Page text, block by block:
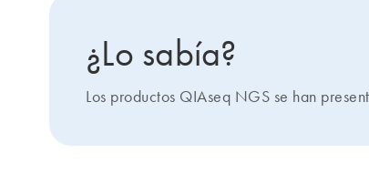
¿Lo sabía?
Los productos QIAseq NGS se han